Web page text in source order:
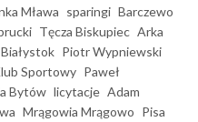
Mława sparingi Barczewo
Tęcza Biskupiec Arka
Piotr Wypniewski
Sportowy Paweł
Bytów licytacje Adam
Mrągowia Mrągowo Pisa